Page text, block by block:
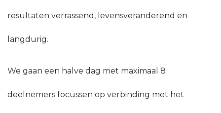
resultaten verrassend, levensveranderend en
langdurig.
We gaan een halve dag met maximaal 8
deelnemers focussen op verbinding met het